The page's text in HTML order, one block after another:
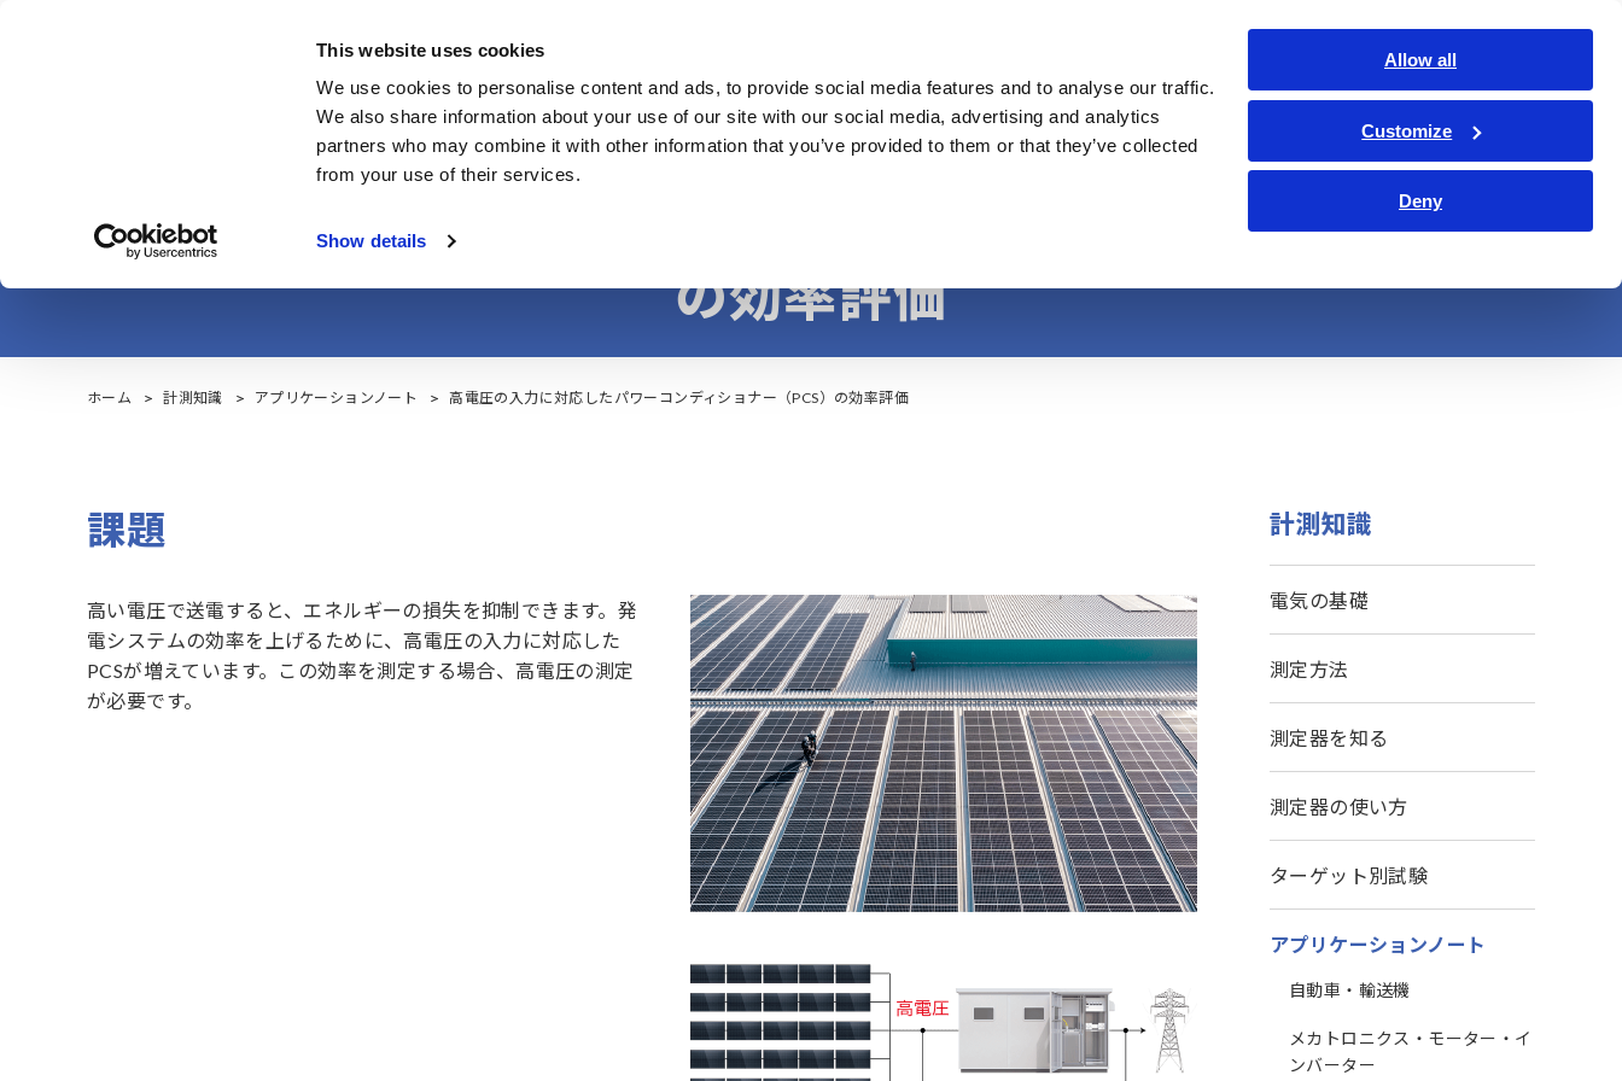
This website uses cookies
We use cookies to personalise content and ads, to provide social media features and to analyse our traffic.
We also share information about your use of our site with our social media, advertising and analytics
partners who may combine it with other information that you’ve provided to them or that they’ve collected
from your use of their services.
Show details
Allow all
Customize
Deny
製品・サービス
製品 業種・ソリューション 計測知識 サービス・サポート コーポレート・IR
お問い合わせ
高電圧の入力に対応したパワーコンディショナー（PCS）
の効率評価
ホーム 計測知識 アプリケーションノート 高電圧の入力に対応したパワーコンディショナー（PCS）の効率評価
課題
高い電圧で送電すると、エネルギーの損失を抑制できます。発
電システムの効率を上げるために、高電圧の入力に対応した
PCSが増えています。この効率を測定する場合、高電圧の測定
が必要です。
計測知識
電気の基礎
測定方法
測定器を知る
測定器の使い方
ターゲット別試験
アプリケーションノート
自動車・輸送機
メカトロニクス・モーター・イ
ンバーター